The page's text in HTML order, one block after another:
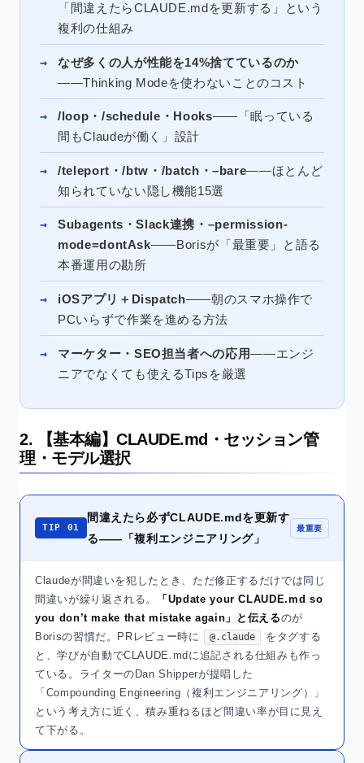
「間違えたらCLAUDE.mdを更新する」という
複利の仕組み
なぜ多くの人が性能を14%捨てているのか
——Thinking Modeを使わないことのコスト
/loop・/schedule・Hooks——「眠っている
間もClaudeが働く」設計
/teleport・/btw・/batch・–bare——ほとんど
知られていない隠し機能15選
Subagents・Slack連携・–permission-
mode=dontAsk——Borisが「最重要」と語る
本番運用の勘所
iOSアプリ＋Dispatch——朝のスマホ操作で
PCいらずで作業を進める方法
マーケター・SEO担当者への応用——エンジ
ニアでなくても使えるTipsを厳選
2. 【基本編】CLAUDE.md・セッション管
理・モデル選択
TIP 01
間違えたら必ずCLAUDE.mdを更新す
る——「複利エンジニアリング」
最重要
Claudeが間違いを犯したとき、ただ修正するだけでは同じ
間違いが繰り返される。
「Update your CLAUDE.md so
you don’t make that mistake again」と伝えるのが
Borisの習慣だ。PRレビュー時に
@.claude
をタグする
と、学びが自動でCLAUDE.mdに追記される仕組みも作っ
ている。ライターのDan Shipperが提唱した
「Compounding Engineering（複利エンジニアリング）」
という考え方に近く、積み重ねるほど間違い率が目に見え
て下がる。